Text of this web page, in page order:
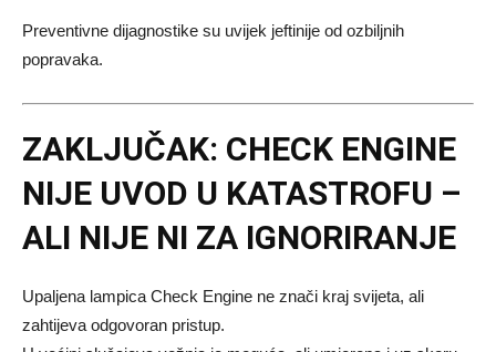
Preventivne dijagnostike su uvijek jeftinije od ozbiljnih
popravaka.
ZAKLJUČAK: CHECK ENGINE
NIJE UVOD U KATASTROFU –
ALI NIJE NI ZA IGNORIRANJE
Upaljena lampica Check Engine ne znači kraj svijeta, ali
zahtijeva odgovoran pristup.